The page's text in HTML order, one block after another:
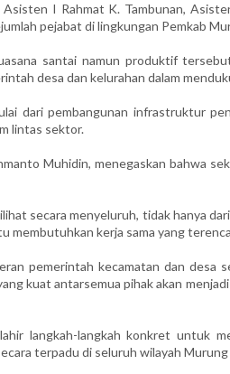
I Rahmat K. Tambunan,
pejabat di lingkungan Pemkab
santai namun produktif
desa dan kelurahan dalam
dari pembangunan infrastruktur
lintas sektor.
Muhidin, menegaskan bahwa
secara menyeluruh, tidak hanya
membutuhkan kerja sama yang
pemerintah kecamatan dan desa
kuat antarsemua pihak akan
langkah-langkah konkret untuk
terpadu di seluruh wilayah Murung